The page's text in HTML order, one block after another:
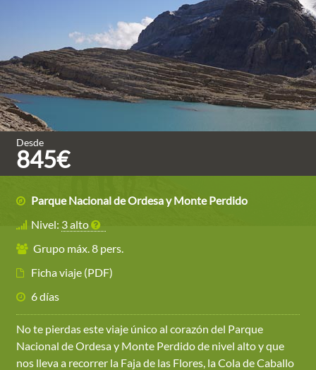
Desde
845€
Parque Nacional de Ordesa y Monte Perdido
Nivel: 3 alto
Grupo máx. 8 pers.
Ficha viaje (PDF)
6 días
No te pierdas este viaje único al corazón del Parque
Nacional de Ordesa y Monte Perdido de nivel alto y que
nos lleva a recorrer la Faja de las Flores, la Cola de Caballo